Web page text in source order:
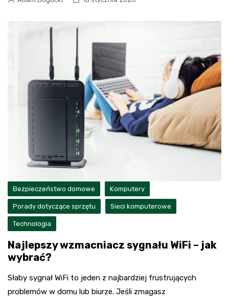
Bezpieczeństwo domowe Komputery
Porady dotyczące sprzętu Sieci komputerowe
Technologia
Najlepszy wzmacniacz sygnału WiFi – jak
wybrać?
Słaby sygnał WiFi to jeden z najbardziej frustrujących
problemów w domu lub biurze. Jeśli zmagasz